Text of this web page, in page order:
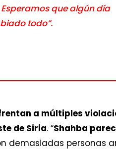
que algún día
todo”.
a múltiples
de Siria. “Shahba
demasiadas personas